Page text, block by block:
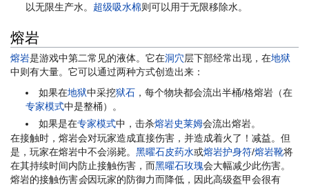
以无限生产水。 超级吸水棉则可以用于无限移除水。
熔岩
熔岩是游戏中第二常见的液体。它在洞穴层下部经常出现，在地狱
中则有大量。它可以通过两种方式创造出来：
如果在地狱中采挖狱石 ，每个物块都会流出半桶/格熔岩（在
专家模式中是整桶）。
如果是在专家模式中，击杀熔岩史莱姆会流出熔岩。
在接触时，熔岩会对玩家造成直接伤害，并造成着火了！减益。但
是，玩家在熔岩中不会溺毙。 黑曜石皮药水或熔岩护身符/熔岩靴将
在其持续时间内防止接触伤害，而黑曜石玫瑰会大幅减少此伤害。
熔岩的接触伤害会因玩家的防御力而降低，因此高级盔甲会很有